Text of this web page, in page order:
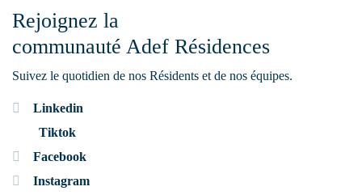
Rejoignez la
communauté Adef Résidences
Suivez le quotidien de nos Résidents et de nos équipes.
Linkedin
Tiktok
Facebook
Instagram